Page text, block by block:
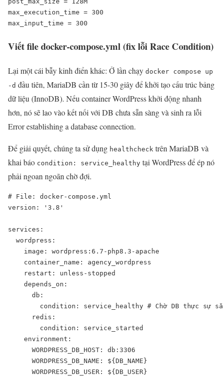
max_execution_time = 300
max_input_time = 300
Viết file docker-compose.yml (fix lỗi Race Condition)
Lại một cái bẫy kinh điển khác: Ở lần chạy docker compose up
-d đầu tiên, MariaDB cần từ 15-30 giây để khởi tạo cấu trúc bảng
dữ liệu (InnoDB). Nếu container WordPress khởi động nhanh
hơn, nó sẽ lao vào kết nối với DB chưa sẵn sàng và sinh ra lỗi
Error establishing a database connection.
Để giải quyết, chúng ta sử dụng healthcheck trên MariaDB và
khai báo condition: service_healthy tại WordPress để ép nó
phải ngoan ngoãn chờ đợi.
# File: docker-compose.yml
version: '3.8'
services:
  wordpress:
    image: wordpress:6.7-php8.3-apache
    container_name: agency_wordpress
    restart: unless-stopped
    depends_on:
      db:
condition: service_healthy # Chờ DB thực sự
      redis:
        condition: service_started
    environment:
      WORDPRESS_DB_HOST: db:3306
      WORDPRESS_DB_NAME: ${DB_NAME}
      WORDPRESS_DB_USER: ${DB_USER}